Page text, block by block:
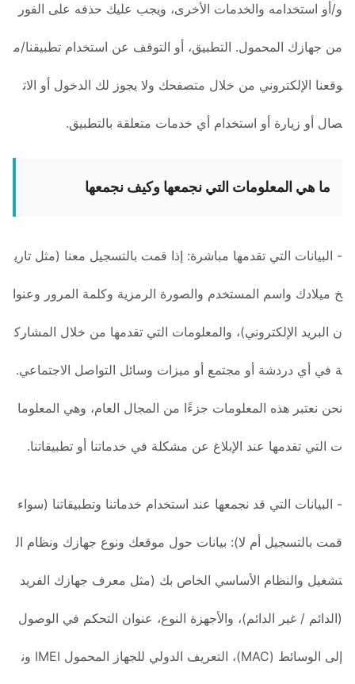
و/أو استخدامه والخدمات الأخرى، ويجب عليك حذفه على الفور
من جهازك المحمول. التطبيق، أو التوقف عن استخدام تطبيقنا/م
وقعنا الإلكتروني من خلال متصفحك ولا يجوز لك الدخول أو الات
صال أو زيارة أو استخدام أي خدمات متعلقة بالتطبيق.
ما هي المعلومات التي نجمعها وكيف نجمعها
- البيانات التي تقدمها مباشرة: إذا قمت بالتسجيل معنا (مثل تاري
خ ميلادك واسم المستخدم والصورة الرمزية وكلمة المرور وعنوا
ن البريد الإلكتروني)، والمعلومات التي تقدمها من خلال المشارك
ة في أي دردشة أو مجتمع أو ميزات وسائل التواصل الاجتماعي.
نحن نعتبر هذه المعلومات جزءًا من المجال العام، وهي المعلوما
ت التي تقدمها عند الإبلاغ عن مشكلة في خدماتنا أو تطبيقاتنا.
- البيانات التي قد نجمعها عند استخدام خدماتنا وتطبيقاتنا (سواء
قمت بالتسجيل أم لا): بيانات حول موقعك ونوع جهازك ونظام ال
تشغيل والنظام الأساسي الخاص بك (مثل معرف جهازك الفريد
(الدائم / غير الدائم)، والأجهزة النوع، عنوان التحكم في الوصول
إلى الوسائط (MAC)، التعريف الدولي للجهاز المحمول IMEI ون